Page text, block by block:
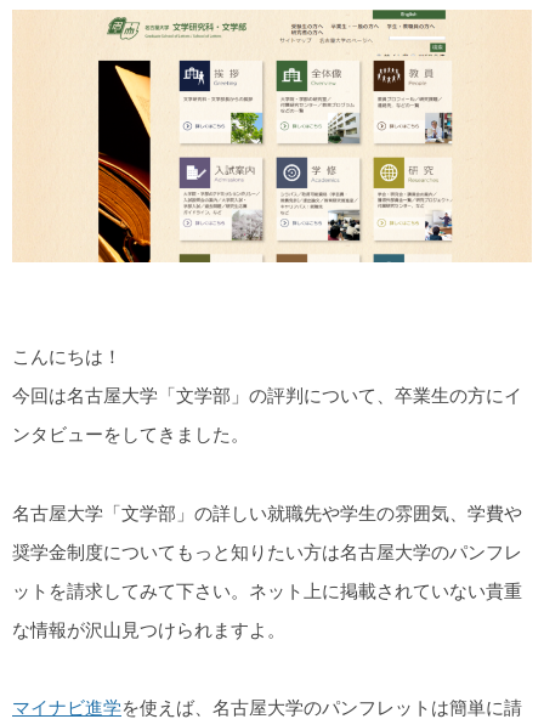
こんにちは！
今回は名古屋大学「文学部」の評判について、卒業生の方にイ
ンタビューをしてきました。
名古屋大学「文学部」の詳しい就職先や学生の雰囲気、学費や
奨学金制度についてもっと知りたい方は名古屋大学のパンフレ
ットを請求してみて下さい。ネット上に掲載されていない貴重
な情報が沢山見つけられますよ。
マイナビ進学を使えば、名古屋大学のパンフレットは簡単に請